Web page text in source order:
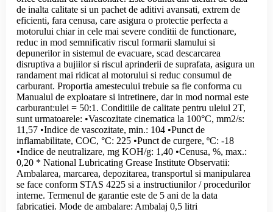
de inalta calitate si un pachet de aditivi avansati, extrem de
eficienti, fara cenusa, care asigura o protectie perfecta a
motorului chiar in cele mai severe conditii de functionare,
reduc in mod semnificativ riscul formarii slamului si
depunerilor in sistemul de evacuare, scad descarcarea
disruptiva a bujiilor si riscul aprinderii de suprafata, asigura un
randament mai ridicat al motorului si reduc consumul de
carburant. Proportia amestecului trebuie sa fie conforma cu
Manualul de exploatare si intretinere, dar in mod normal este
carburant:ulei = 50:1. Conditiile de calitate pentru uleiul 2T,
sunt urmatoarele: •Vascozitate cinematica la 100°C, mm2/s:
11,57 •Indice de vascozitate, min.: 104 •Punct de
inflamabilitate, COC, °C: 225 •Punct de curgere, ºC: -18
•Indice de neutralizare, mg KOH/g: 1,40 •Cenusa, %, max.:
0,20 * National Lubricating Grease Institute Observatii:
Ambalarea, marcarea, depozitarea, transportul si manipularea
se face conform STAS 4225 si a instructiunilor / procedurilor
interne. Termenul de garantie este de 5 ani de la data
fabricatiei. Mode de ambalare: Ambalaj 0,5 litri